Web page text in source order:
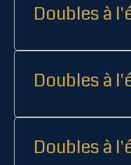
Doubles à
Doubles à
Doubles à